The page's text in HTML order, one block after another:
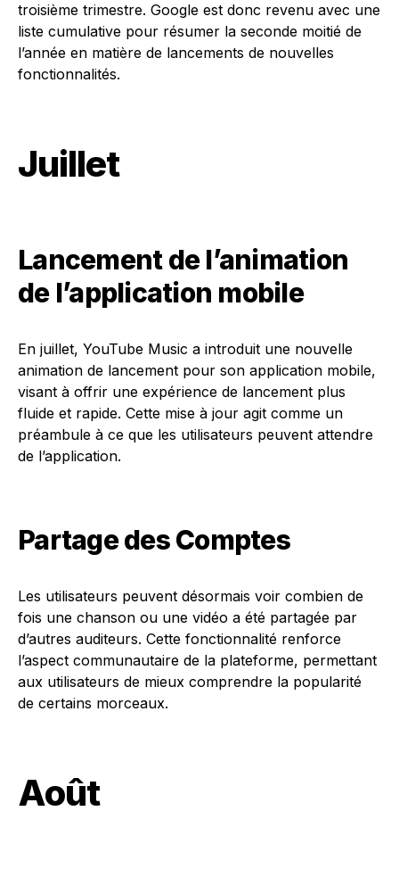
troisième trimestre. Google est donc revenu avec une
liste cumulative pour résumer la seconde moitié de
l’année en matière de lancements de nouvelles
fonctionnalités.
Juillet
Lancement de l’animation
de l’application mobile
En juillet, YouTube Music a introduit une nouvelle
animation de lancement pour son application mobile,
visant à offrir une expérience de lancement plus
fluide et rapide. Cette mise à jour agit comme un
préambule à ce que les utilisateurs peuvent attendre
de l’application.
Partage des Comptes
Les utilisateurs peuvent désormais voir combien de
fois une chanson ou une vidéo a été partagée par
d’autres auditeurs. Cette fonctionnalité renforce
l’aspect communautaire de la plateforme, permettant
aux utilisateurs de mieux comprendre la popularité
de certains morceaux.
Août